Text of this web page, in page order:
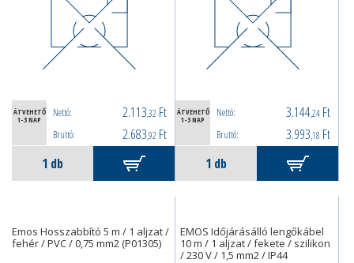
ÁTVEHETŐ
1-3 NAP
Nettó: 2.113,32 Ft
Bruttó: 2.683,92 Ft
ÁTVEHETŐ
1-3 NAP
Nettó: 3.144,24 Ft
Bruttó: 3.993,18 Ft
Emos Hosszabbító 5 m / 1 aljzat /
fehér / PVC / 0,75 mm2 (P01305)
EMOS Időjárásálló lengőkábel
10 m / 1 aljzat / fekete / szilikon
/ 230 V / 1,5 mm2 / IP44